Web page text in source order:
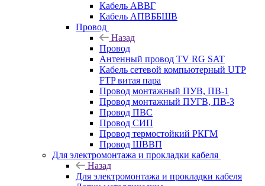
Кабель АВВГ
Кабель АПВББШВ
Провод
Назад
Провод
Антенный провод TV RG SAT
Кабель сетевой компьютерный UTP
FTP витая пара
Провод монтажный ПУВ, ПВ-1
Провод монтажный ПУГВ, ПВ-3
Провод ПВС
Провод СИП
Провод термостойкий РКГМ
Провод ШВВП
Для электромонтажа и прокладки кабеля
Назад
Для электромонтажа и прокладки кабеля